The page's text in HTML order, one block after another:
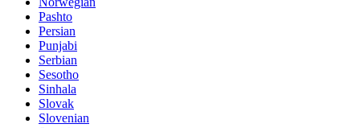
Pashto
Persian
Punjabi
Serbian
Sesotho
Sinhala
Slovak
Slovenian